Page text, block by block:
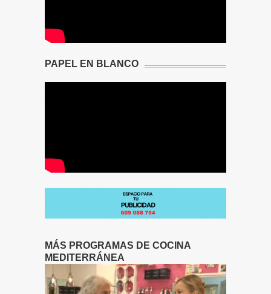
PAPEL EN BLANCO
MÁS PROGRAMAS DE COCINA
MEDITERRÁNEA